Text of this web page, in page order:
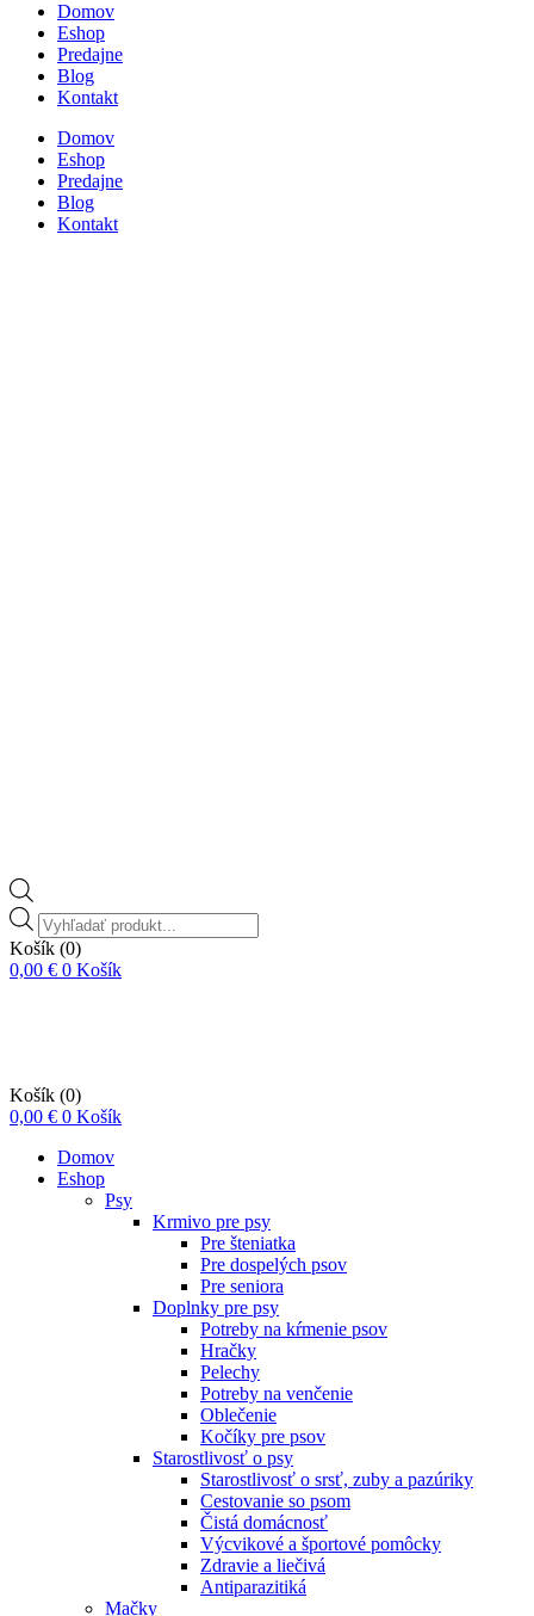
Domov
Eshop
Predajne
Blog
Kontakt
Domov
Eshop
Predajne
Blog
Kontakt
Vyhľadávanie
produktov
Košík (0)
0,00 € 0 Košík
Košík (0)
0,00 € 0 Košík
Domov
Eshop
Psy
Krmivo pre psy
Pre šteniatka
Pre dospelých psov
Pre seniora
Doplnky pre psy
Potreby na kŕmenie psov
Hračky
Pelechy
Potreby na venčenie
Oblečenie
Kočíky pre psov
Starostlivosť o psy
Starostlivosť o srsť, zuby a pazúriky
Cestovanie so psom
Čistá domácnosť
Výcvikové a športové pomôcky
Zdravie a liečivá
Antiparazitiká
Mačky